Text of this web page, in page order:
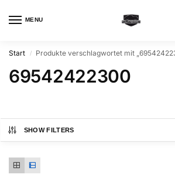
MENU
Start / Produkte verschlagwortet mit
69542422300
SHOW FILTERS